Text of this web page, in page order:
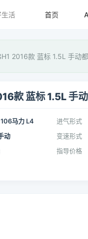
生活 首页
H1 2016款 蓝标 1.5L 手动
款 蓝标 1.5L 手
马力 L4 进气形式
动 变速形式
指导价格